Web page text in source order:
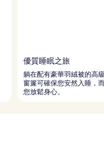
優質睡眠之旅
躺在配有豪華羽絨被的高
窗簾可確保您安然入睡，
您放鬆身心。